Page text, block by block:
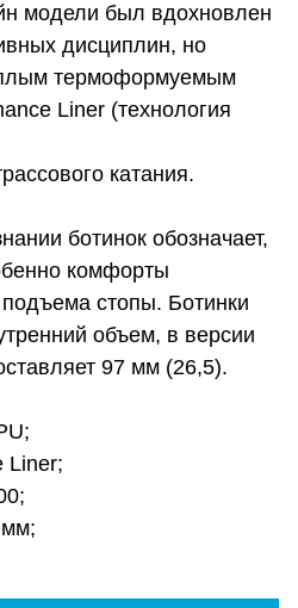
модели был вдохновлен
дисциплин, но
термоформуемым
Liner (технология
катания.
ботинок обозначает,
комфорты
стопы. Ботинки
объем, в версии
97 мм (26,5).
Liner;
мм;